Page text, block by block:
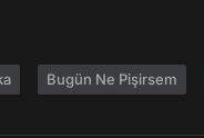
Bugün Ne Pişirsem